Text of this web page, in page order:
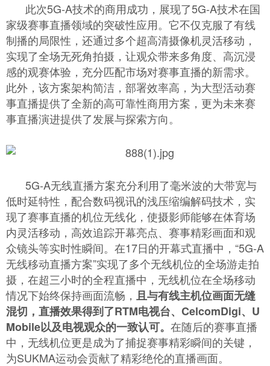
此次5G-A技术的商用成功，展现了5G-A技术在国
家级赛事直播领域的突破性应用。它不仅克服了有线
制播的局限性，还通过多个超高清摄像机灵活移动，
实现了全场无死角拍摄，让观众带来多角度、高沉浸
感的观赛体验，充分匹配市场对赛事直播的新需求。
此外，该方案架构简洁，部署效率高，为大型活动赛
事直播提供了全新的高可靠性商用方案，更为未来赛
事直播演进提供了发展与探索方向。
5G-A无线直播方案充分利用了毫米波的大带宽与
低时延特性，配合数码视讯的浅压缩编解码技术，实
现了赛事直播的机位无线化，使摄影师能够在体育场
内灵活移动，高效追踪开幕亮点、赛事精彩画面和观
众镜头等实时性瞬间。在17日的开幕式直播中，“5G-A
无线移动直播方案”实现了多个无线机位的全场游走拍
摄，在超三小时的全程直播中，无线机位在全场移动
情况下始终保持画面流畅， 且与有线主机位画面无缝
混切，直播效果得到了RTM电视台、CelcomDigi、U
Mobile以及电视观众的一致认可。 在随后的赛事直播
中，无线机位更是成为了捕捉赛事精彩瞬间的关键，
为SUKMA运动会贡献了精彩绝伦的直播画面。